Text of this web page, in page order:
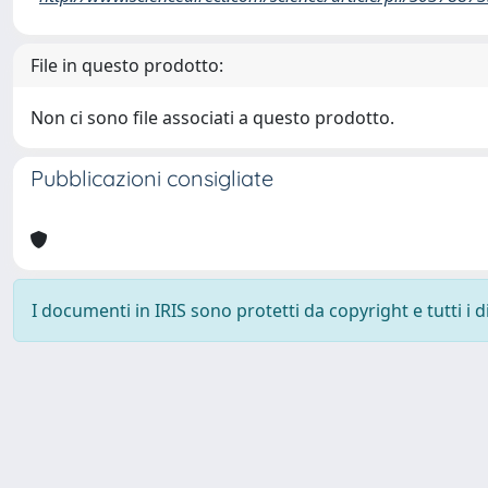
File in questo prodotto:
Non ci sono file associati a questo prodotto.
Pubblicazioni consigliate
I documenti in IRIS sono protetti da copyright e tutti i